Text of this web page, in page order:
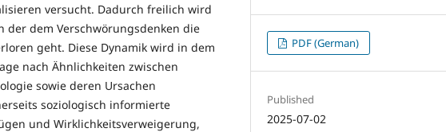
versucht. Dadurch freilich wird
der dem Verschwörungsdenken die
geht. Diese Dynamik wird in dem
nach Ähnlichkeiten zwischen
sowie deren Ursachen
soziologisch informierte
und Wirklichkeitsverweigerung,
PDF (German)
Published
2025-07-02